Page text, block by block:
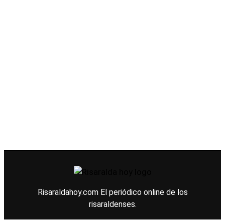
Risaraldahoy.com El periódico online de los
risaraldenses.